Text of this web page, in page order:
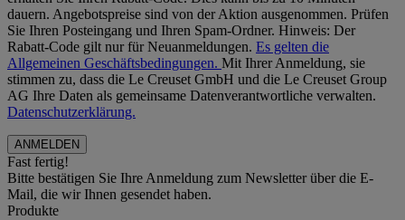
dauern. Angebotspreise sind von der Aktion ausgenommen. Prüfen
Sie Ihren Posteingang und Ihren Spam-Ordner. Hinweis: Der
Rabatt-Code gilt nur für Neuanmeldungen. Es gelten die
Allgemeinen Geschäftsbedingungen. Mit Ihrer Anmeldung, sie
stimmen zu, dass die Le Creuset GmbH und die Le Creuset Group
AG Ihre Daten als gemeinsame Datenverantwortliche verwalten.
Datenschutzerklärung.
Fast fertig!
Bitte bestätigen Sie Ihre Anmeldung zum Newsletter über die E-
Mail, die wir Ihnen gesendet haben.
Produkte